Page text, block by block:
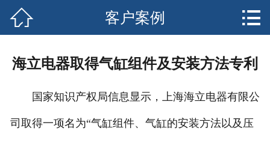
 客户案例 
海立电器取得气缸组件及安装方法专利
国家知识产权局信息显示，上海海立电器有限公
司取得一项名为“气缸组件、气缸的安装方法以及压